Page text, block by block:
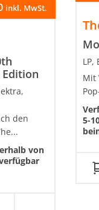
inkl. MwSt.
den
von
LP,
Mit
5-